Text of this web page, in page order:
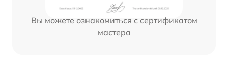
Вы можете ознакомиться с сертификатом
мастера